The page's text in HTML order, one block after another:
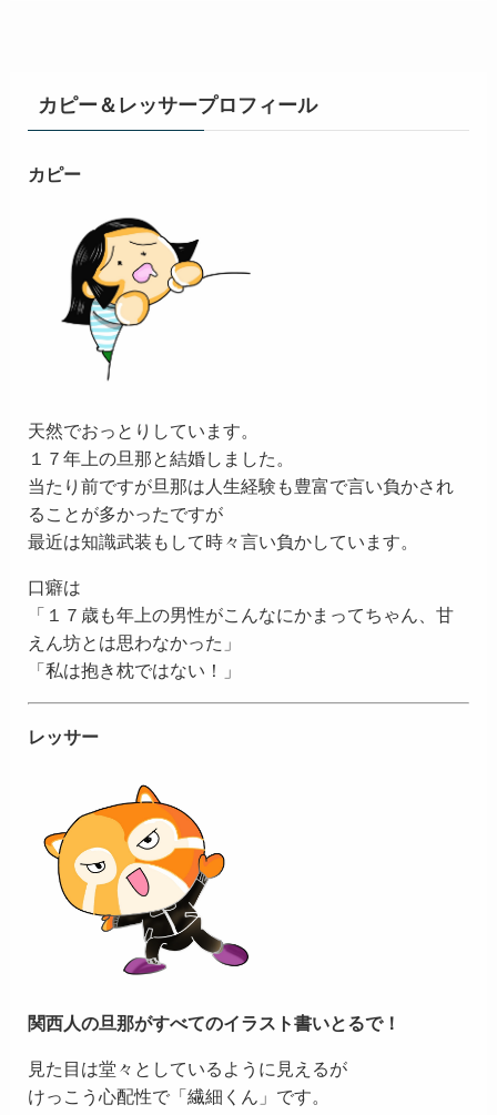
カピー＆レッサープロフィール
カピー
天然でおっとりしています。
１７年上の旦那と結婚しました。
当たり前ですが旦那は人生経験も豊富で言い負かされ
ることが多かったですが
最近は知識武装もして時々言い負かしています。
口癖は
「１７歳も年上の男性がこんなにかまってちゃん、甘
えん坊とは思わなかった」
「私は抱き枕ではない！」
レッサー
関西人の旦那がすべてのイラスト書いとるで！
見た目は堂々としているように見えるが
けっこう心配性で「繊細くん」です。